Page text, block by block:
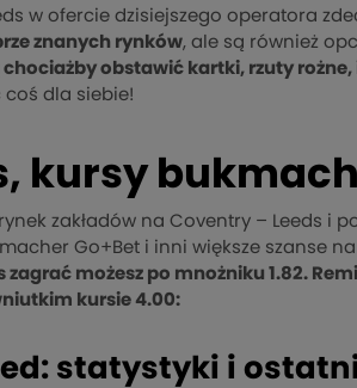
w ofercie dzisiejszego operatora
znanych rynków, ale są również
chociażby obstawić kartki, rzuty
coś dla siebie!
kursy
zakładów na Coventry – Leeds i
Go+Bet i inni większe szanse
zagrać możesz po mnożniku 1.82.
kursie 4.00:
statystyki i